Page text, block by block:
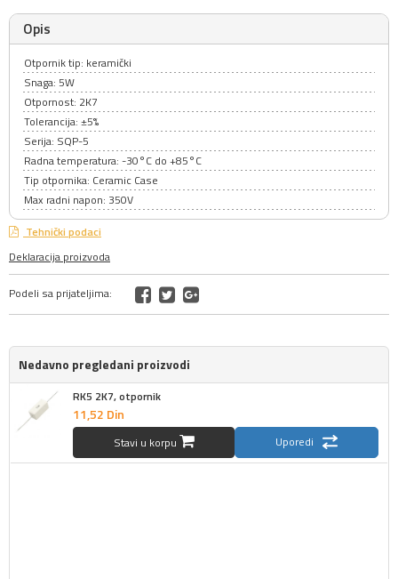
Opis
Otpornik tip: keramički
Snaga: 5W
Otpornost: 2K7
Tolerancija: ±5%
Serija: SQP-5
Radna temperatura: -30°C do +85°C
Tip otpornika: Ceramic Case
Max radni napon: 350V
Tehnički podaci
Deklaracija proizvoda
Podeli sa prijateljima:
Nedavno pregledani proizvodi
RK5 2K7, otpornik
11,52 Din
Stavi u korpu Uporedi